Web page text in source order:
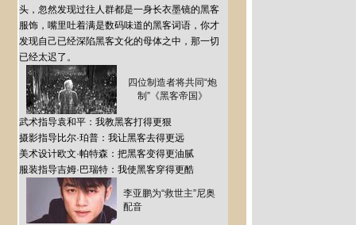
头，忽然发现过往人群都是一身长衣墨镜的黑客
服饰，嘴里吐着满是数码味道的黑客词语，你才
发现自己已经深陷黑客文化的母体之中，那一切
已经太迟了。
四位制造者将共同“炮
制”《黑客帝国》
武术指导袁和平：我教黑客打得更狠
摄影指导比尔·珀普：我让黑客去得更远
美术设计欧文·帕特森：把黑客变得更油腻
服装指导吉姆·巴瑞特：我使黑客穿得更酷
李亚鹏为“救世主”尼奥
配音